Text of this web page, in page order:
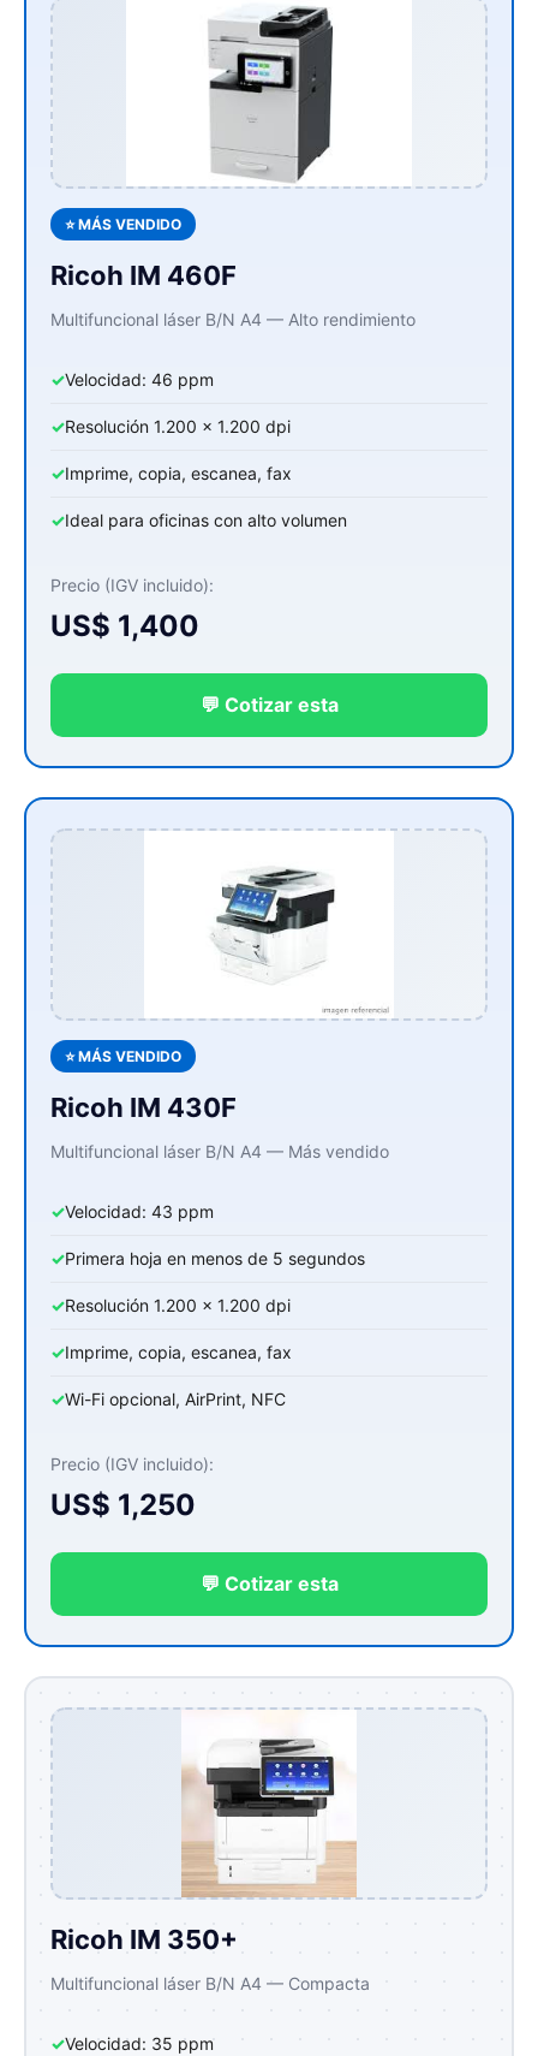
⭐ MÁS VENDIDO
Ricoh IM 460F
Multifuncional láser B/N A4 — Alto rendimiento
✓Velocidad: 46 ppm
✓Resolución 1.200 x 1.200 dpi
✓Imprime, copia, escanea, fax
✓Ideal para oficinas con alto volumen
Precio (IGV incluido):
US$ 1,400
💬 Cotizar esta
⭐ MÁS VENDIDO
Ricoh IM 430F
Multifuncional láser B/N A4 — Más vendido
✓Velocidad: 43 ppm
✓Primera hoja en menos de 5 segundos
✓Resolución 1.200 x 1.200 dpi
✓Imprime, copia, escanea, fax
✓Wi-Fi opcional, AirPrint, NFC
Precio (IGV incluido):
US$ 1,250
💬 Cotizar esta
Ricoh IM 350+
Multifuncional láser B/N A4 — Compacta
✓Velocidad: 35 ppm